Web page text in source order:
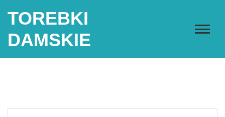
TOREBKI
DAMSKIE